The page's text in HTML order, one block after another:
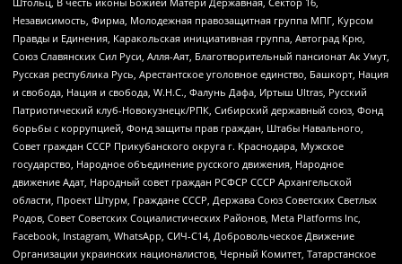
Независимость, Фирма, Молодежная правозащитная группа МПГ, Курсом
Правды и Единения, Каракольская инициативная группа, Автоград Крю,
Союз Славянских Сил Руси, Алля-Аят, Благотворительный пансионат Ак Умут,
Русская республика Русь, Арестантское уголовное единство, Башкорт, Нация
и свобода, Нация и свобода, W.H.С., Фалунь Дафа, Иртыш Ultras, Русский
Патриотический клуб-Новокузнецк/РПК, Сибирский державный союз, Фонд
борьбы с коррупцией, Фонд защиты прав граждан, Штабы Навального,
Совет граждан СССР Прикубанского округа г. Краснодара, Мужское
государство, Народное объединение русского движения, Народное
движение Адат, Народный совет граждан РСФСР СССР Архангельской
области, Проект Штурм, Граждане СССР, Держава Союз Советских Светлых
Родов, Совет Советских Социалистических Районов, Meta Platforms Inc,
Facebook, Instagram, WhatsApp, СИЧ-С14, Добровольческое Движение
Организации украинских националистов, Черный Комитет, Татарстанское